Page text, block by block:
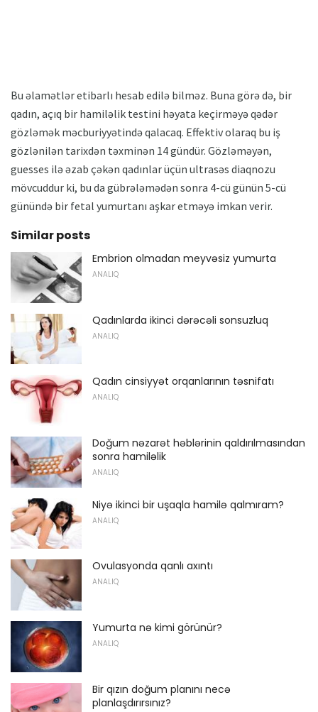
Bu əlamətlər etibarlı hesab edilə bilməz. Buna görə də, bir
qadın, açıq bir hamiləlik testini həyata keçirməyə qədər
gözləmək məcburiyyətində qalacaq. Effektiv olaraq bu iş
gözlənilən tarixdən təxminən 14 gündür. Gözləməyən,
guesses ilə əzab çəkən qadınlar üçün ultrasəs diaqnozu
mövcuddur ki, bu da gübrələmədən sonra 4-cü günün 5-cü
günündə bir fetal yumurtanı aşkar etməyə imkan verir.
Similar posts
Embrion olmadan meyvəsiz yumurta
ANALIQ
Qadınlarda ikinci dərəcəli sonsuzluq
ANALIQ
Qadın cinsiyyət orqanlarının təsnifatı
ANALIQ
Doğum nəzarət həblərinin qaldırılmasından
sonra hamiləlik
ANALIQ
Niyə ikinci bir uşaqla hamilə qalmıram?
ANALIQ
Ovulasyonda qanlı axıntı
ANALIQ
Yumurta nə kimi görünür?
ANALIQ
Bir qızın doğum planını necə
planlaşdırırsınız?